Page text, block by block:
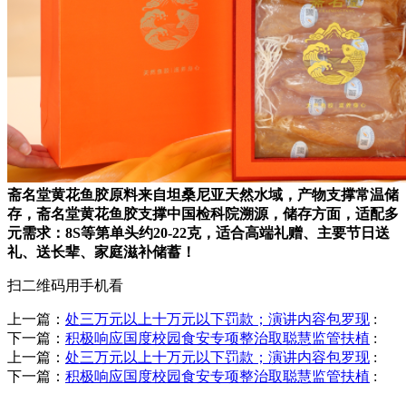
斋名堂黄花鱼胶原料来自坦桑尼亚天然水域，产物支撑常温储
存，斋名堂黄花鱼胶支撑中国检科院溯源，储存方面，适配多
元需求：8S等第单头约20-22克，适合高端礼赠、主要节日送
礼、送长辈、家庭滋补储蓄！
扫二维码用手机看
上一篇： 处三万元以上十万元以下罚款；演讲内容包罗现 :
下一篇： 积极响应国度校园食安专项整治取聪慧监管扶植 :
上一篇： 处三万元以上十万元以下罚款；演讲内容包罗现 :
下一篇： 积极响应国度校园食安专项整治取聪慧监管扶植 :